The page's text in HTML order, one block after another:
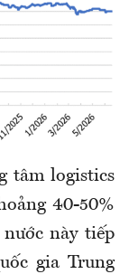
tâm logistics
40-50%
này tiếp
gia Trung